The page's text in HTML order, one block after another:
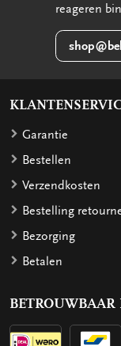
reageren
Garantie
Bestellen
Verzendkosten
Bestelling
Bezorging
Betalen
BETROUWBAAR